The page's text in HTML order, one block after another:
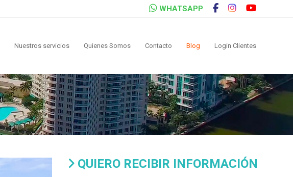
WHATSAPP
Nuestros servicios Quienes Somos Contacto Blog Login Clientes
QUIERO RECIBIR INFORMACIÓN